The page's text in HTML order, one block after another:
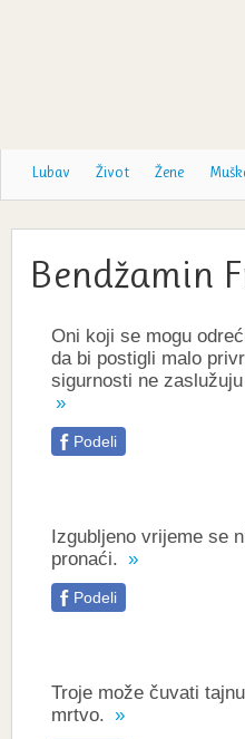
Lubav Život Žene
Bendžamin
Oni koji se mogu
da bi postigli malo
sigurnosti ne
Podeli
Izgubljeno vrijeme se
pronaći.
Podeli
Troje može čuvati
mrtvo.